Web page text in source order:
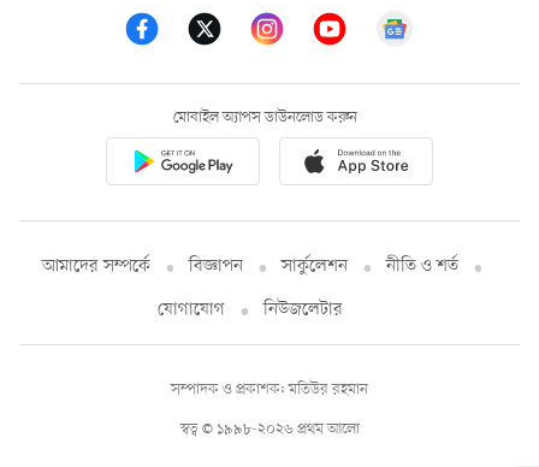
মোবাইল অ্যাপস ডাউনলোড করুন
আমাদের সম্পর্কে বিজ্ঞাপন সার্কুলেশন
নীতি ও শর্ত
যোগাযোগ
নিউজলেটার
স্বত্ব © ১৯৯৮-২০২৬ প্রথম আলো
সম্পাদক ও প্রকাশক: মতিউর রহমান